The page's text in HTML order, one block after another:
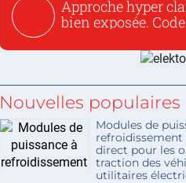
Approche hyper
bien exposée. Code
Nouvelles populaires
Modules de
refroidissement
direct pour les
traction des
utilitaires